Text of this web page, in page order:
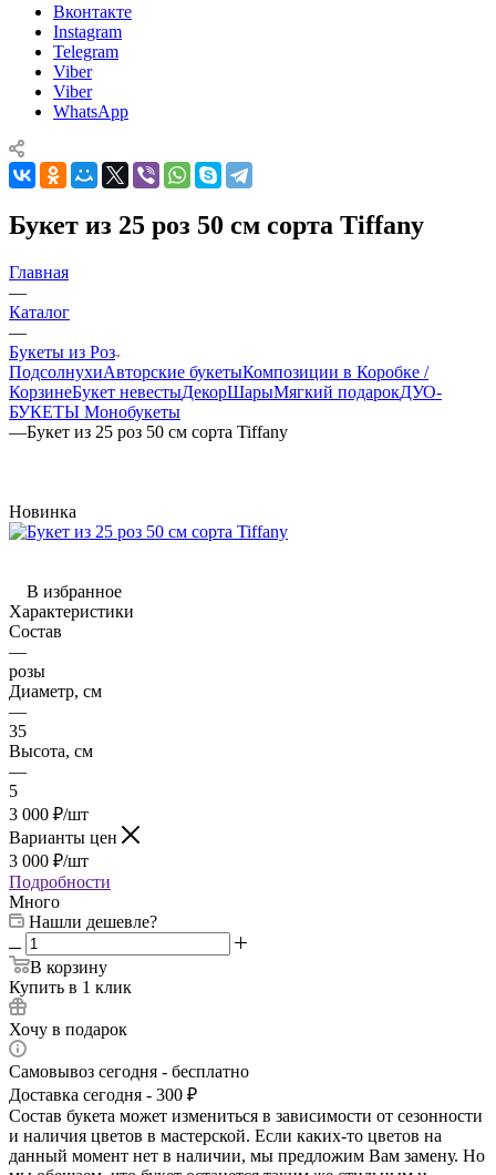
Вконтакте
Instagram
Telegram
Viber
Viber
WhatsApp
Букет из 25 роз 50 см сорта Tiffany
Главная
—
Каталог
—
Букеты из Роз
ПодсолнухиАвторские букетыКомпозиции в Коробке /
КорзинеБукет невестыДекорШарыМягкий подарокДУО-
БУКЕТЫ Монобукеты
—Букет из 25 роз 50 см сорта Tiffany
Новинка
В избранное
Характеристики
Состав
—
розы
Диаметр, см
—
35
Высота, см
—
5
3 000 ₽/шт
Варианты цен
3 000 ₽/шт
Подробности
Много
Нашли дешевле?
В корзину
Купить в 1 клик
Хочу в подарок
Самовывоз сегодня - бесплатно
Доставка сегодня - 300 ₽
Состав букета может измениться в зависимости от сезонности
и наличия цветов в мастерской. Если каких-то цветов на
данный момент нет в наличии, мы предложим Вам замену. Но